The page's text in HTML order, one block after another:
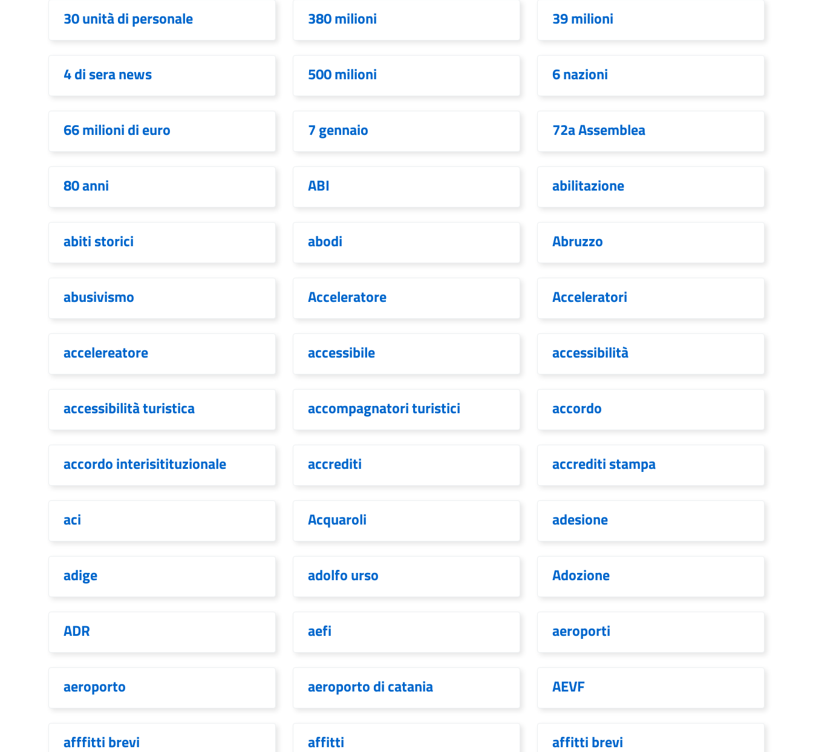
30 unità di personale 380 milioni 39 milioni
4 di sera news 500 milioni 6 nazioni
66 milioni di euro 7 gennaio 72a Assemblea
80 anni ABI abilitazione
abiti storici abodi Abruzzo
abusivismo Acceleratore Acceleratori
accelereatore accessibile accessibilità
accessibilità turistica accompagnatori turistici accordo
accordo interisitituzionale accrediti accrediti stampa
aci Acquaroli adesione
adige adolfo urso Adozione
ADR aefi aeroporti
aeroporto aeroporto di catania AEVF
afffitti brevi affitti affitti brevi